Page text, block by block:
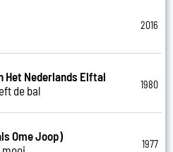
2016
Het Nederlands Elftal
de bal
1980
Ome Joop)
1977